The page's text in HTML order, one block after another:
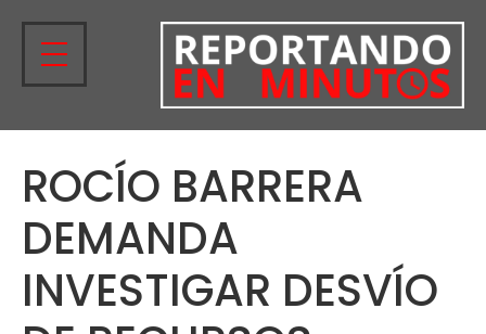
ROCÍO BARRERA
DEMANDA
INVESTIGAR DESVÍO